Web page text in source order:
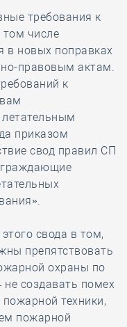
требования к
числе
в новых поправках
правовым актам.
к
приказом
свод правил СП
свода в том,
препятствовать
охраны по
создавать помех
техники,
пожарной